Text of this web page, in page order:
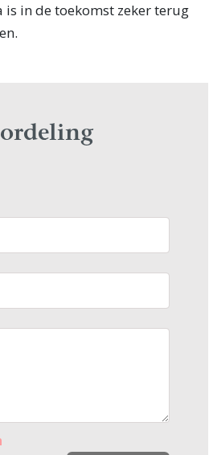
is in de toekomst zeker terug